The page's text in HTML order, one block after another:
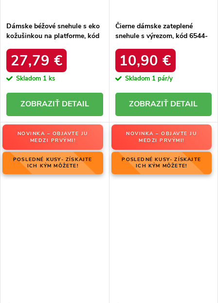
Dámske béžové snehule s eko
kožušinkou na platforme, kód
27,79 €
Skladom 1 ks
DETAIL
Čierne dámske zateplené
snehule s výrezom, kód 6544-
10,90 €
Skladom 1 pár/y
DETAIL
NOVINKA – OBJAVTE JU
MEDZI PRVÝMI!
POSLEDNÉ KUSY- ZÍSKAJTE
ICH KÝM MÔŽETE!
NOVINKA – OBJAVTE JU
MEDZI PRVÝMI!
POSLEDNÉ KUSY- ZÍSKAJTE
ICH KÝM MÔŽETE!